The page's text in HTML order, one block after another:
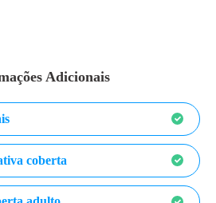
Adicionais
coberta